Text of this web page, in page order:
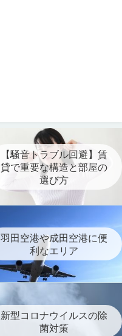
【騒音トラブル回避】賃
貸で重要な構造と部屋の
選び方
羽田空港や成田空港に便
利なエリア
新型コロナウイルスの除
菌対策